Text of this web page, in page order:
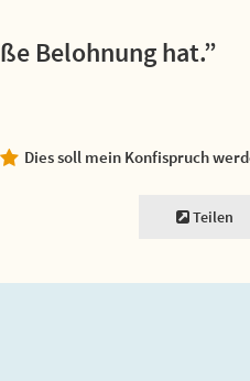
Belohnung hat.”
Dies soll mein Konfispruch
Teilen